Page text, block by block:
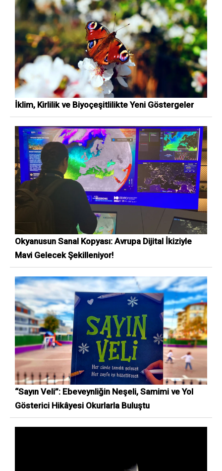
İklim, Kirlilik ve Biyoçeşitlilikte Yeni Göstergeler
Okyanusun Sanal Kopyası: Avrupa Dijital İkiziyle
Mavi Gelecek Şekilleniyor!
“Sayın Veli”: Ebeveynliğin Neşeli, Samimi ve Yol
Gösterici Hikâyesi Okurlarla Buluştu